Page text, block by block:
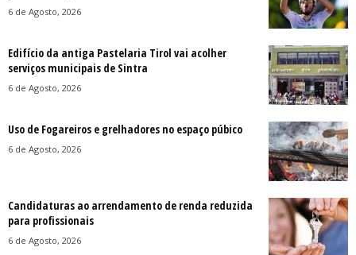
6 de Agosto, 2026
Edifício da antiga Pastelaria Tirol vai acolher
serviços municipais de Sintra
6 de Agosto, 2026
Uso de Fogareiros e grelhadores no espaço púbico
6 de Agosto, 2026
Candidaturas ao arrendamento de renda reduzida
para profissionais
6 de Agosto, 2026